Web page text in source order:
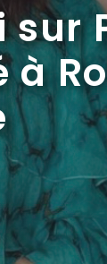
sur
à